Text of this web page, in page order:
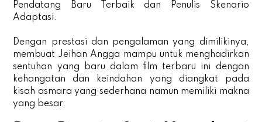
Pendatang Baru Terbaik dan Penulis Skenario
Adaptasi.
Dengan prestasi dan pengalaman yang dimilikinya,
membuat Jeihan Angga mampu untuk menghadirkan
sentuhan yang baru dalam film terbaru ini dengan
kehangatan dan keindahan yang diangkat pada
kisah asmara yang sederhana namun memiliki makna
yang besar.